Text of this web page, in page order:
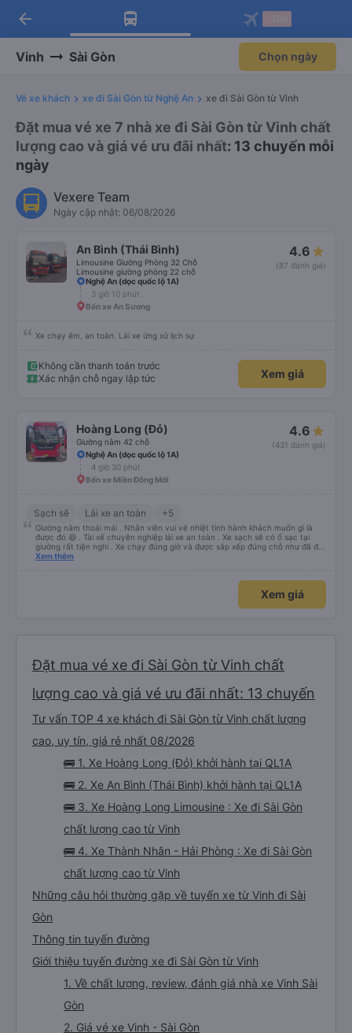
Tải app Vexere ngay!
Nhận ưu đãi thành viên độc
Mở app
Tải app Vexere
-30k/ghế khi đặt vé máy bay qua
Mở app
arrow_back
Vinh Sài Gòn Chọn ngày
Vé xe khách xe đi Sài Gòn từ Nghệ An xe đi Sài Gòn từ Vinh
Đặt mua vé xe 7 nhà xe đi Sài Gòn từ Vinh chất
lượng cao và giá vé ưu đãi nhất: 13 chuyến mỗi
ngày
Vexere Team
Ngày cập nhật: 06/08/2026
An Bình (Thái Bình)
Limousine Giường Phòng 32 Chỗ
Limousine giường phòng 22 chỗ
4.6
(87 đánh giá)
Nghệ An (dọc quốc lộ 1A)
3 giờ 10 phút
Bến xe An Sương
Xe chạy êm, an toàn. Lái xe ứng xử lịch sự
Không cần thanh toán trước
Xác nhận chỗ ngay lập tức
Xem giá
Hoàng Long (Đỏ)
Giường nằm 42 chỗ
4.6
(431 đánh giá)
Nghệ An (dọc quốc lộ 1A)
4 giờ 30 phút
Bến xe Miền Đông Mới
Sạch sẽ Lái xe an toàn +5
Giường nằm thoải mái . Nhân viên vui vẻ nhiệt tình hành khách muốn gì là
được đó 😆 . Tài xế chuyên nghiệp lái xe an toàn . Xe sạch sẽ có ổ sạc tại
giường rất tiện nghi . Xe chạy đúng giờ và được sắp xếp đúng chỗ như đã đặt
. Điểm 10 cho hoàng long đỏ 👍
Xem thêm
Xem giá
Đặt mua vé xe đi Sài Gòn từ Vinh chất
lượng cao và giá vé ưu đãi nhất: 13 chuyến
Tư vấn TOP 4 xe khách đi Sài Gòn từ Vinh chất lượng
cao, uy tín, giá rẻ nhất 08/2026
🚌 1. Xe Hoàng Long (Đỏ) khởi hành tại QL1A
🚌 2. Xe An Bình (Thái Bình) khởi hành tại QL1A
🚌 3. Xe Hoàng Long Limousine : Xe đi Sài Gòn
chất lượng cao từ Vinh
🚌 4. Xe Thành Nhân - Hải Phòng : Xe đi Sài Gòn
chất lượng cao từ Vinh
Những câu hỏi thường gặp về tuyến xe từ Vinh đi Sài
Gòn
Thông tin tuyến đường
Giới thiệu tuyến đường xe đi Sài Gòn từ Vinh
1. Về chất lượng, review, đánh giá nhà xe Vinh Sài
Gòn
2. Giá vé xe Vinh - Sài Gòn